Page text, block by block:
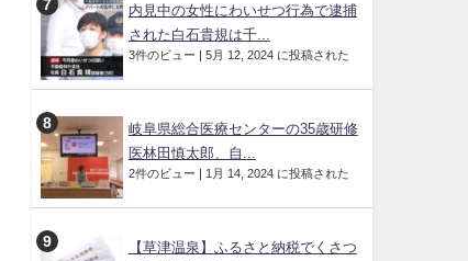
内見中の女性にわいせつ行為で逮捕
された白石貴規は千...
3件のビュー | 5月 12, 2024 に投稿された
岐阜県総合医療センターの35歳研修
医林田慎太郎、自...
2件のビュー | 1月 14, 2024 に投稿された
【草津温泉】ふるさと納税でくさつ